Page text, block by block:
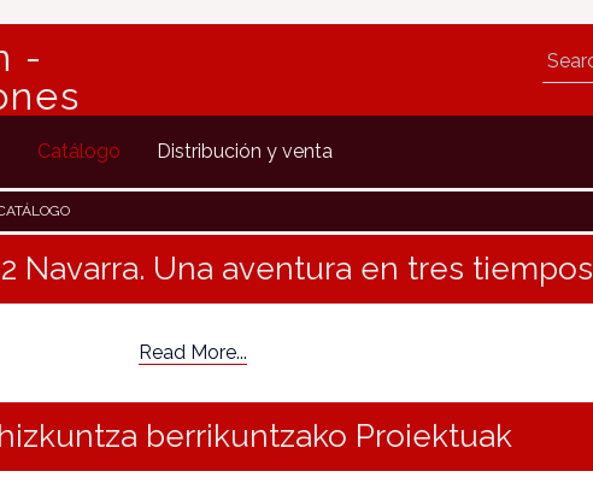
-
Catálogo Distribución y venta
Navarra. Una aventura en tres tiempos
Read More...
berrikuntzako Proiektuak